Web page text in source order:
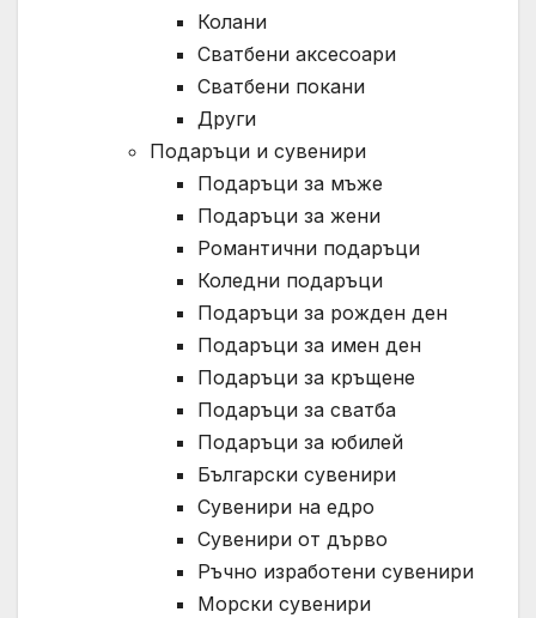
Колани
Сватбени аксесоари
Сватбени покани
Други
Подаръци и сувенири
Подаръци за мъже
Подаръци за жени
Романтични подаръци
Коледни подаръци
Подаръци за рожден ден
Подаръци за имен ден
Подаръци за кръщене
Подаръци за сватба
Подаръци за юбилей
Български сувенири
Сувенири на едро
Сувенири от дърво
Ръчно изработени сувенири
Морски сувенири